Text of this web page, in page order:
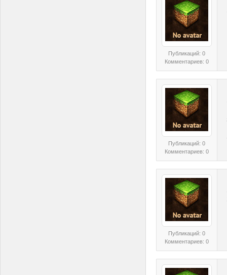
Публикаций: 0
Комментариев: 0
Публикаций: 0
Комментариев: 0
Публикаций: 0
Комментариев: 0